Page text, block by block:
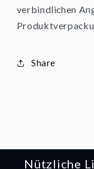
verbindlichen
Share
Nützliche